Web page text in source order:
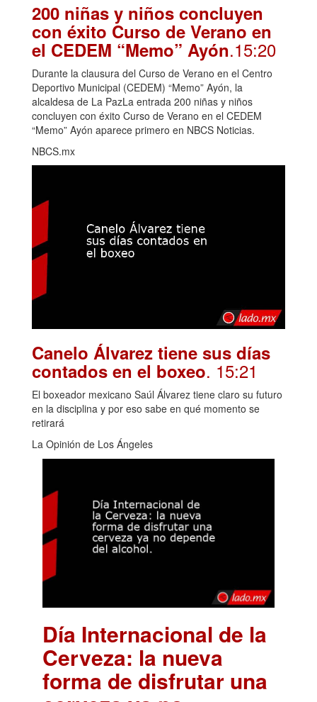
200 niñas y niños concluyen
con éxito Curso de Verano en
el CEDEM “Memo” Ayón.15:20
Durante la clausura del Curso de Verano en el Centro
Deportivo Municipal (CEDEM) “Memo” Ayón, la
alcaldesa de La PazLa entrada 200 niñas y niños
concluyen con éxito Curso de Verano en el CEDEM
“Memo” Ayón aparece primero en NBCS Noticias.
NBCS.mx
Canelo Álvarez tiene sus días
contados en el boxeo. 15:21
El boxeador mexicano Saúl Álvarez tiene claro su futuro
en la disciplina y por eso sabe en qué momento se
retirará
La Opinión de Los Ángeles
Día Internacional de la
Cerveza: la nueva
forma de disfrutar una